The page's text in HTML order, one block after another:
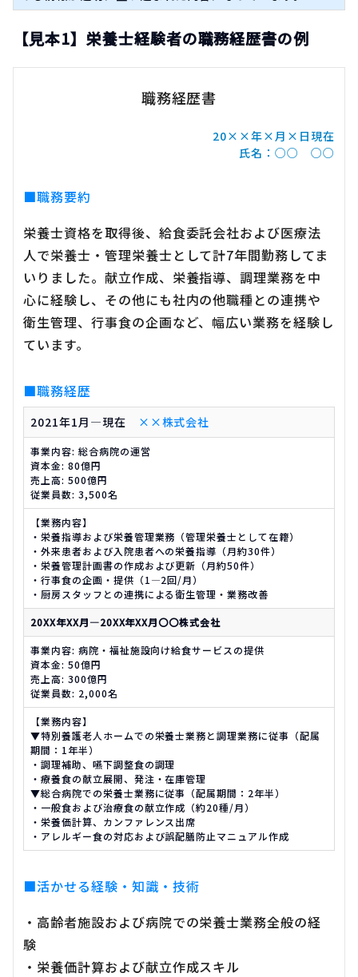
【見本1】栄養士経験者の職務経歴書の例
職務経歴書
20××年×月×日現在
氏名：○○ ○○
■職務要約
栄養士資格を取得後、給食委託会社および医療法
人で栄養士・管理栄養士として計7年間勤務してま
いりました。献立作成、栄養指導、調理業務を中
心に経験し、その他にも社内の他職種との連携や
衛生管理、行事食の企画など、幅広い業務を経験し
ています。
■職務経歴
2021年1月―現在 ××株式会社
事業内容: 総合病院の運営
資本金: 80億円
売上高: 500億円
従業員数: 3,500名
【業務内容】
・栄養指導および栄養管理業務（管理栄養士として在籍）
・外来患者および入院患者への栄養指導（月約30件）
・栄養管理計画書の作成および更新（月約50件）
・行事食の企画・提供（1―2回/月）
・厨房スタッフとの連携による衛生管理・業務改善
20XX年XX月―20XX年XX月〇〇株式会社
事業内容: 病院・福祉施設向け給食サービスの提供
資本金: 50億円
売上高: 300億円
従業員数: 2,000名
【業務内容】
▼特別養護老人ホームでの栄養士業務と調理業務に従事（配属
期間：1年半）
・調理補助、嚥下調整食の調理
・療養食の献立展開、発注・在庫管理
▼総合病院での栄養士業務に従事（配属期間：2年半）
・一般食および治療食の献立作成（約20種/月）
・栄養価計算、カンファレンス出席
・アレルギー食の対応および誤配膳防止マニュアル作成
■活かせる経験・知識・技術
・高齢者施設および病院での栄養士業務全般の経
験
・栄養価計算および献立作成スキル